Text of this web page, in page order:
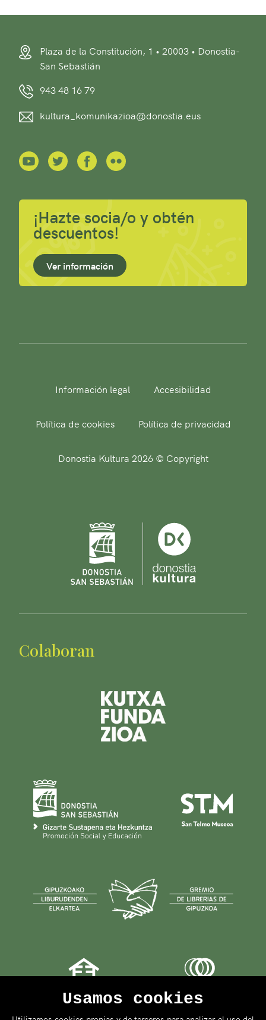
Plaza de la Constitución, 1 • 20003 • Donostia-
San Sebastián
943 48 16 79
kultura_komunikazioa@donostia.eus
¡Hazte socia/o y obtén
descuentos!
Ver información
Información legal Accesibilidad
Política de cookies Política de privacidad
Donostia Kultura 2026 © Copyright
Colaboran
Usamos cookies